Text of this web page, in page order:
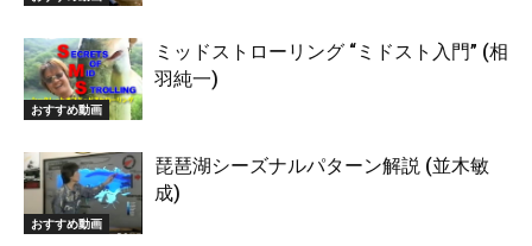
おすすめ動画
ミッドストローリング “ミドスト入門” (相
羽純一)
おすすめ動画
琵琶湖シーズナルパターン解説 (並木敏
成)